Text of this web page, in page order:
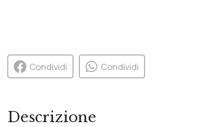
Condividi Condividi
Descrizione